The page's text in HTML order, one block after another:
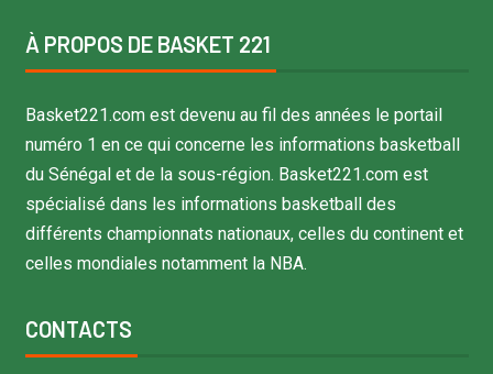
À PROPOS DE BASKET 221
Basket221.com est devenu au fil des années le portail
numéro 1 en ce qui concerne les informations basketball
du Sénégal et de la sous-région. Basket221.com est
spécialisé dans les informations basketball des
différents championnats nationaux, celles du continent et
celles mondiales notamment la NBA.
CONTACTS